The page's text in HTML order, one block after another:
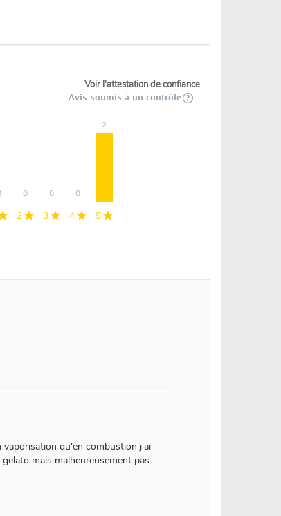
Voir l'attestation de confiance
Avis soumis à un contrôle
2
0
3
0
4
0
5
2
qu'en combustion j'ai
mais malheureusement pas